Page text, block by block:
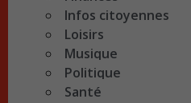
Infos citoyennes
Loisirs
Musique
Politique
Santé